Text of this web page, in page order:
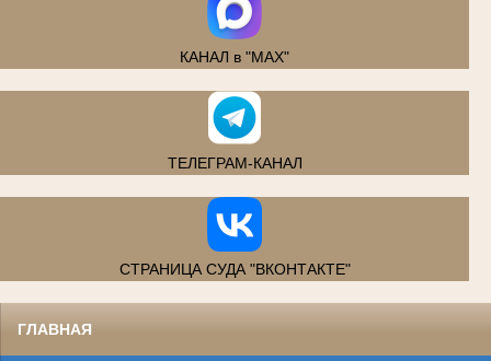
КАНАЛ в "MAX"
ТЕЛЕГРАМ-КАНАЛ
СТРАНИЦА СУДА "ВКОНТАКТЕ"
ГЛАВНАЯ